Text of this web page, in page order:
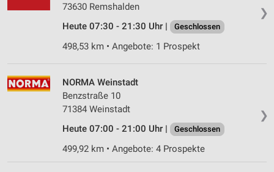
❯
73630 Remshalden
Heute 07:30 - 21:30 Uhr |
Geschlossen
498,53 km • Angebote: 1 Prospekt
❯
NORMA Weinstadt
Benzstraße 10
71384 Weinstadt
Heute 07:00 - 21:00 Uhr |
Geschlossen
499,92 km • Angebote: 4 Prospekte